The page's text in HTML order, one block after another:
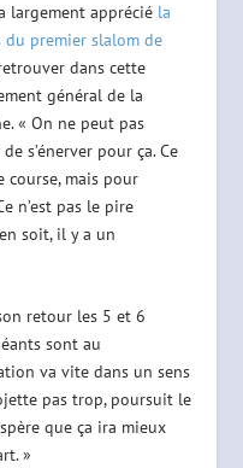
largement apprécié la
du premier slalom de
dans cette
général de la
« On ne peut pas
s’énerver pour ça. Ce
course, mais pour
n’est pas le pire
soit, il y a un
retour les 5 et 6
sont au
va vite dans un sens
pas trop, poursuit le
que ça ira mieux
»